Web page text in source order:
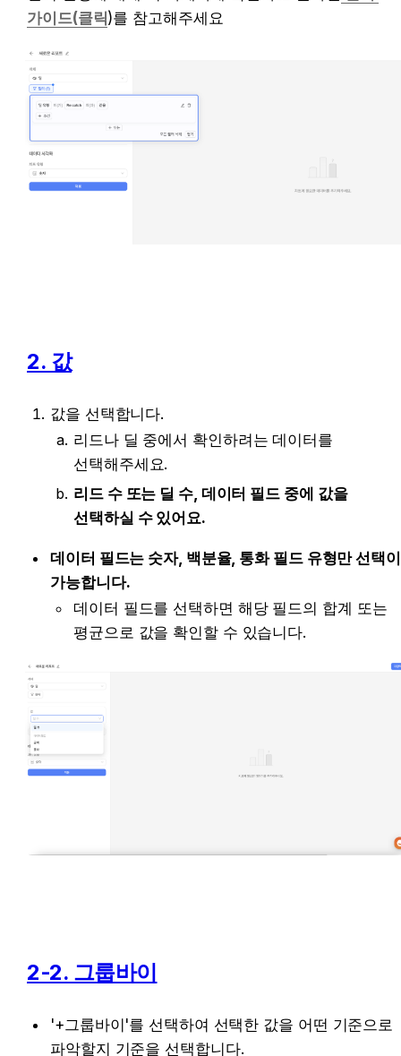
가이드(클릭)를 참고해주세요
2. 값
값을 선택합니다.
리드나 딜 중에서 확인하려는 데이터를
선택해주세요.
리드 수 또는 딜 수, 데이터 필드 중에 값을
선택하실 수 있어요.
데이터 필드는 숫자, 백분율, 통화 필드 유형만 선택이
가능합니다.
데이터 필드를 선택하면 해당 필드의 합계 또는
평균으로 값을 확인할 수 있습니다.
2-2. 그룹바이
'+그룹바이'를 선택하여 선택한 값을 어떤 기준으로
파악할지 기준을 선택합니다.